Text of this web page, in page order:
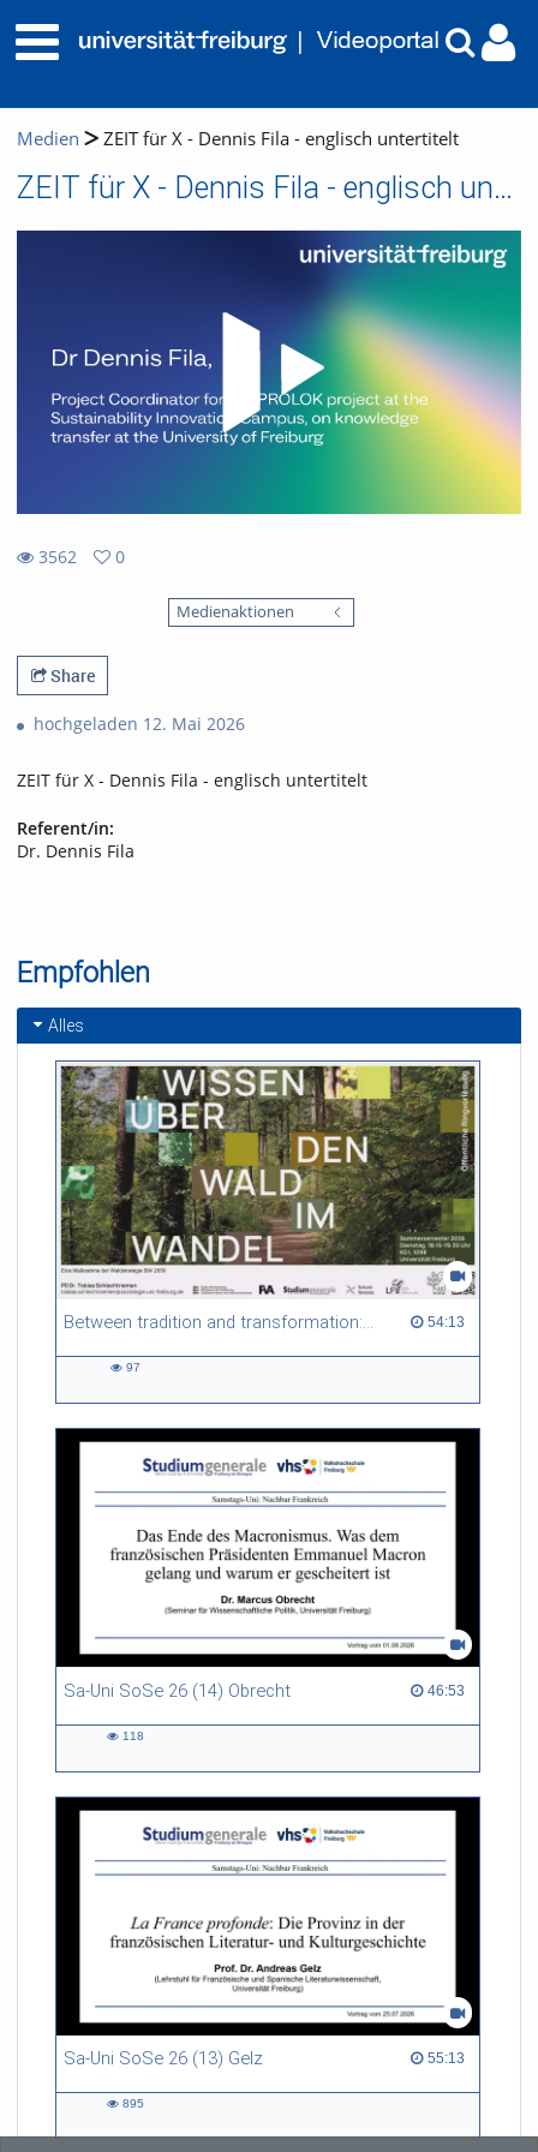
Medien ZEIT für X - Dennis Fila - englisch untertitelt
ZEIT für X - Dennis Fila - englisch untertitelt
3562
0
Medienaktionen
Share
hochgeladen 12. Mai 2026
ZEIT für X - Dennis Fila - englisch untertitelt
Referent/in:
Dr. Dennis Fila
Empfohlen
Alles
Between tradition and transformation: how owners, advisers and institutions co-create knowledge for resilient forests in Europe 54:13
54:13 duration
97
Sa-Uni SoSe 26 (14) Obrecht 46:53
46:53 duration
118
Sa-Uni SoSe 26 (13) Gelz 55:13
55:13 duration
895